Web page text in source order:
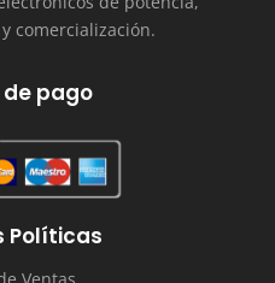
comercialización.
pago
Políticas